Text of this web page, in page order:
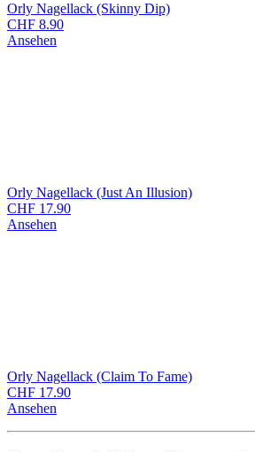
Orly Nagellack (Skinny Dip)
CHF 8.90
Ansehen
Orly Nagellack (Just An Illusion)
CHF 17.90
Ansehen
Orly Nagellack (Claim To Fame)
CHF 17.90
Ansehen